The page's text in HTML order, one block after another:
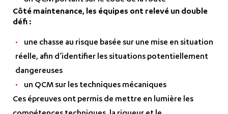
Côté maintenance, les équipes ont relevé un double
défi :
une chasse au risque basée sur une mise en situation
réelle, afin d’identifier les situations potentiellement
dangereuses
un QCM sur les techniques mécaniques
Ces épreuves ont permis de mettre en lumière les